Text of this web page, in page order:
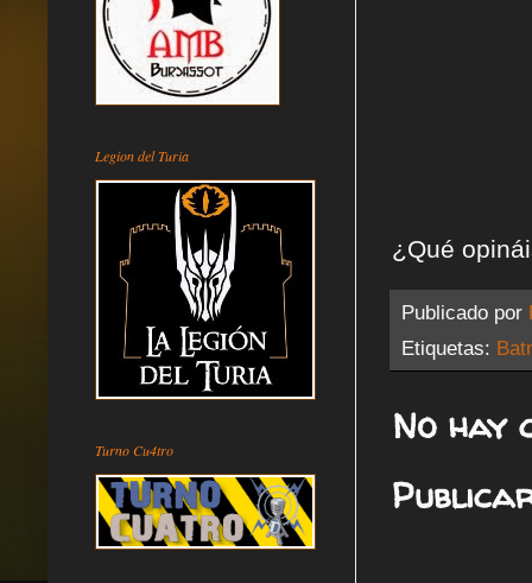
¿Qué
Publicado por
Etiquetas:
No hay
Legion del Turia
Turno Cu4tro